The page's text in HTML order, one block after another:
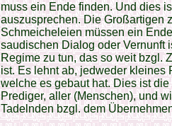
muss ein Ende finden. Und dies
auszusprechen. Die Großartigen
Schmeicheleien müssen ein
saudischen Dialog oder Vernunft
Regime zu tun, das so weit bzgl.
ist. Es lehnt ab, jedweder kleines
welche es gebaut hat. Dies ist
Prediger, aller (Menschen), und
Tadelnden bzgl. dem